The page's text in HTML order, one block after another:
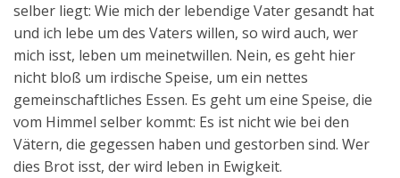
selber liegt: Wie mich der lebendige Vater gesandt hat
und ich lebe um des Vaters willen, so wird auch, wer
mich isst, leben um meinetwillen. Nein, es geht hier
nicht bloß um irdische Speise, um ein nettes
gemeinschaftliches Essen. Es geht um eine Speise, die
vom Himmel selber kommt: Es ist nicht wie bei den
Vätern, die gegessen haben und gestorben sind. Wer
dies Brot isst, der wird leben in Ewigkeit.